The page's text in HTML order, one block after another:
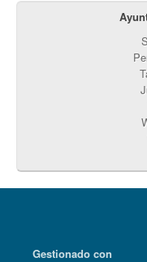
Gestionado con